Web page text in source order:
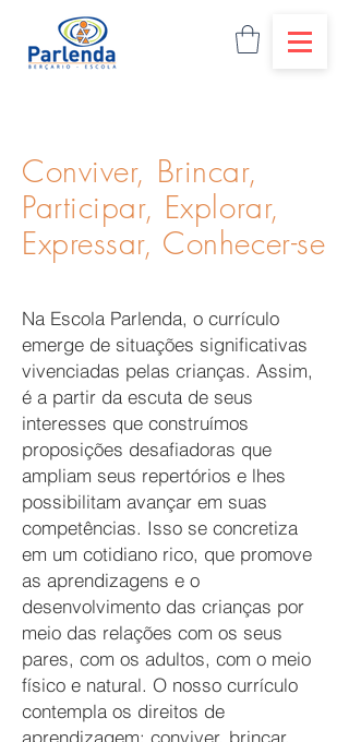
Conviver, Brincar,
Participar, Explorar,
Expressar, Conhecer-se
Na Escola Parlenda, o currículo
emerge de situações significativas
vivenciadas pelas crianças. Assim,
é a partir da escuta de seus
interesses que construímos
proposições desafiadoras que
ampliam seus repertórios e lhes
possibilitam avançar em suas
competências. Isso se concretiza
em um cotidiano rico, que promove
as aprendizagens e o
desenvolvimento das crianças por
meio das relações com os seus
pares, com os adultos, com o meio
físico e natural. O nosso currículo
contempla os direitos de
aprendizagem: conviver, brincar,